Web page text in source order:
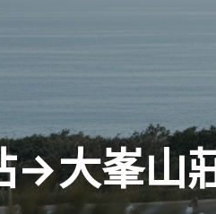
→大峯山